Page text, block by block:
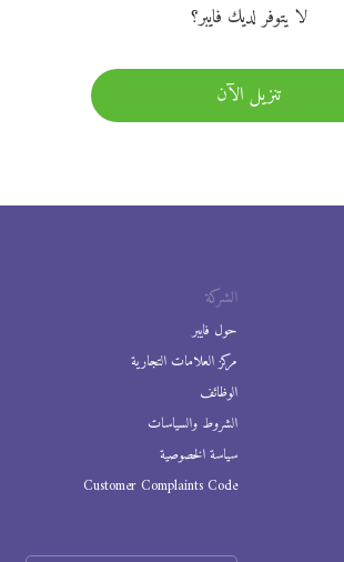
لا يتوفر لديك فايبر؟
تنزيل الآن
الشركة
حول فايبر
مركز العلامات التجارية
الوظائف
الشروط والسياسات
سياسة الخصوصية
Customer Complaints Code